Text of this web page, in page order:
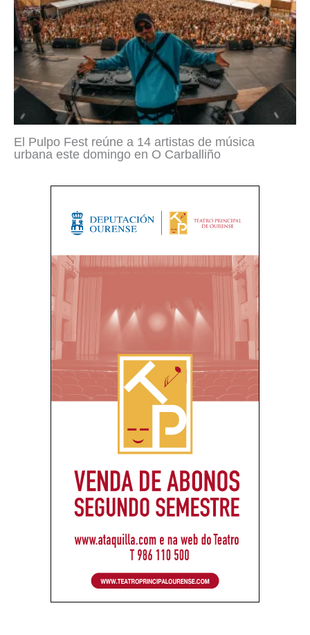
El Pulpo Fest reúne a 14 artistas de música
urbana este domingo en O Carballiño